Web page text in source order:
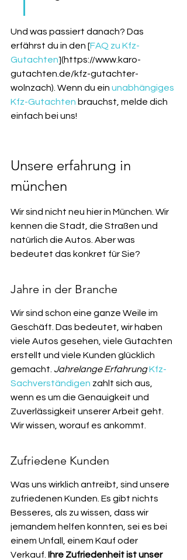
Und was passiert danach? Das
erfährst du in den [FAQ zu Kfz-
Gutachten](https://www.karo-
gutachten.de/kfz-gutachter-
wolnzach). Wenn du ein unabhängiges
Kfz-Gutachten brauchst, melde dich
einfach bei uns!
Unsere erfahrung in
münchen
Wir sind nicht neu hier in München. Wir
kennen die Stadt, die Straßen und
natürlich die Autos. Aber was
bedeutet das konkret für Sie?
Jahre in der Branche
Wir sind schon eine ganze Weile im
Geschäft. Das bedeutet, wir haben
viele Autos gesehen, viele Gutachten
erstellt und viele Kunden glücklich
gemacht. Jahrelange ErfahrungKfz-
Sachverständigen zahlt sich aus,
wenn es um die Genauigkeit und
Zuverlässigkeit unserer Arbeit geht.
Wir wissen, worauf es ankommt.
Zufriedene Kunden
Was uns wirklich antreibt, sind unsere
zufriedenen Kunden. Es gibt nichts
Besseres, als zu wissen, dass wir
jemandem helfen konnten, sei es bei
einem Unfall, einem Kauf oder
Verkauf. Ihre Zufriedenheit ist unser